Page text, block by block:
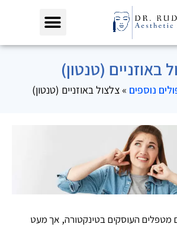
באוזניים (טנטון)
נוספים »צלצול באוזניים (טנטון)
מטפלים העוסקים בטינקטורה, אך מעט